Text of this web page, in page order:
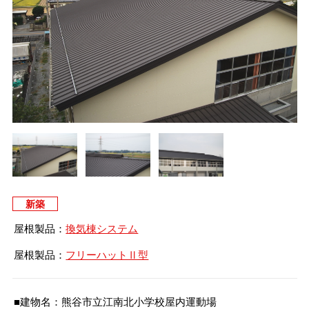
エコウェーブ
タイマルーフ T型
カナメ一文字葺き
Vi65 PLUS
Vi75・Vi125
Viカバー50
換気棟システム
換気棟システム
デザイン軒樋
カナメシャープ樋
ダウンロード
お問い合わせ
新築
屋根製品：換気棟システム
屋根製品： フリーハットⅡ型
■建物名：熊谷市立江南北小学校屋内運動場